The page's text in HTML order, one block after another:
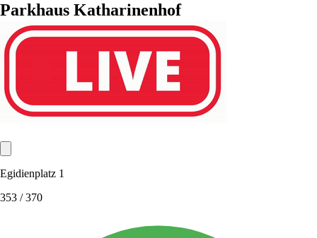
Parkhaus Katharinenhof
Egidienplatz 1
353 / 370